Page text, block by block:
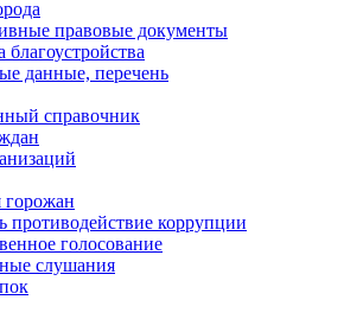
правовые документы
благоустройства
данные, перечень
справочник
противодействие коррупции
голосование
слушания